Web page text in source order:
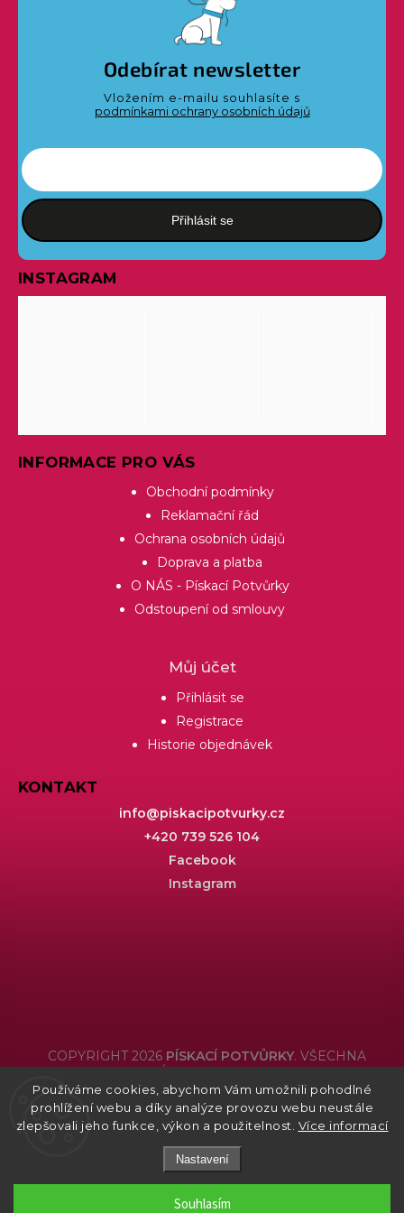
Používáme cookies, abychom Vám umožnili pohodlné
prohlížení webu a díky analýze provozu webu neustále
zlepšovali jeho funkce, výkon a použitelnost. Více informací
Nastavení
Souhlasím
Odebírat newsletter
Vložením e-mailu souhlasíte s
podmínkami ochrany osobních údajů
Přihlásit se
INSTAGRAM
INFORMACE PRO VÁS
Obchodní podmínky
Reklamační řád
Ochrana osobních údajů
Doprava a platba
O NÁS - Pískací Potvůrky
Odstoupení od smlouvy
Můj účet
Přihlásit se
Registrace
Historie objednávek
KONTAKT
info@piskacipotvurky.cz
+420 739 526 104
Facebook
Instagram
COPYRIGHT 2026 PÍSKACÍ POTVŮRKY. VŠECHNA
PRÁVA VYHRAZENA.
Grafický návrh vytvořil a nakódoval Shoptak.cz